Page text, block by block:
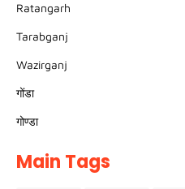
Ratangarh
Tarabganj
Wazirganj
गोंडा
गोण्डा
Main Tags